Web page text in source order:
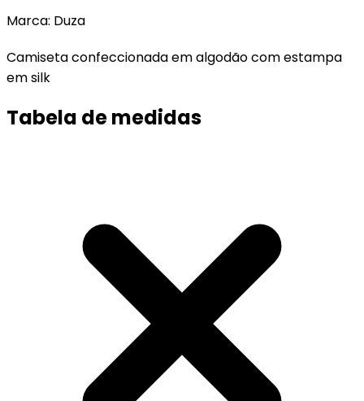
Marca: Duza
Camiseta confeccionada em algodão com estampa
em silk
Tabela de medidas